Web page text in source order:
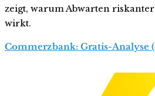
zeigt, warum Abwarten riskanter
wirkt.
Commerzbank: Gratis-Analyse